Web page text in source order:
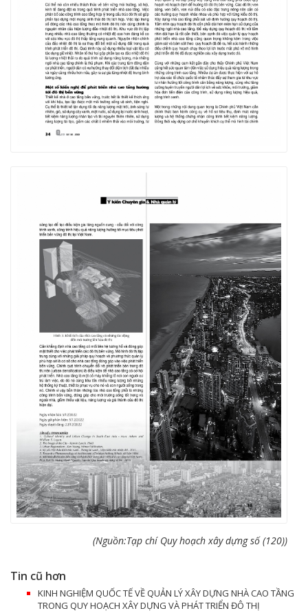
(Nguồn:Tạp chí Quy hoạch xây dựng số (120))
Tin cũ hơn
KINH NGHIỆM QUỐC TẾ VỀ QUẢN LÝ XÂY DỰNG NHÀ CAO TẦNG
TRONG QUY HOẠCH XÂY DỰNG VÀ PHÁT TRIỂN ĐÔ THỊ